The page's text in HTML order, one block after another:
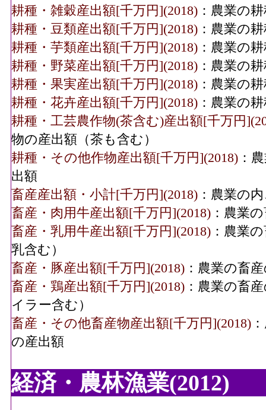
耕種・雑穀産出額[千万円](2018) ：農業の
耕種・豆類産出額[千万円](2018) ：農業の
耕種・芋類産出額[千万円](2018) ：農業の
耕種・野菜産出額[千万円](2018) ：農業の
耕種・果実産出額[千万円](2018) ：農業の
耕種・花卉産出額[千万円](2018) ：農業の
耕種・工芸農作物(茶含む)産出額[千万円
物の産出額（茶も含む）
耕種・その他作物産出額[千万円](2018) ：
出額
畜産産出額・小計[千万円](2018) ：農業の
畜産・肉用牛産出額[千万円](2018) ：農業
畜産・乳用牛産出額[千万円](2018) ：農業
乳含む）
畜産・豚産出額[千万円](2018) ：農業の畜
畜産・鶏産出額[千万円](2018) ：農業の畜
イラー含む）
畜産・その他畜産物産出額[千万円](2018)
の産出額
経済・農林漁業(2012)